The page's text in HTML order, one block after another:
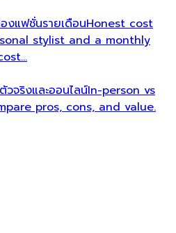
งแฟชั่นรายเดือนHonest cost
stylist and a monthly
จริงและออนไลน์In-person vs
pros, cons, and value.